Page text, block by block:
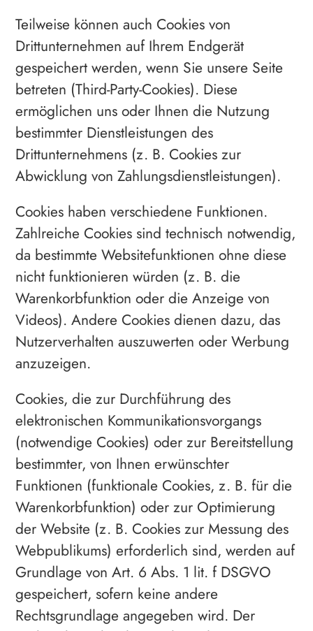
Teilweise können auch Cookies von
Drittunternehmen auf Ihrem Endgerät
gespeichert werden, wenn Sie unsere Seite
betreten (Third-Party-Cookies). Diese
ermöglichen uns oder Ihnen die Nutzung
bestimmter Dienstleistungen des
Drittunternehmens (z. B. Cookies zur
Abwicklung von Zahlungsdienstleistungen).
Cookies haben verschiedene Funktionen.
Zahlreiche Cookies sind technisch notwendig,
da bestimmte Websitefunktionen ohne diese
nicht funktionieren würden (z. B. die
Warenkorbfunktion oder die Anzeige von
Videos). Andere Cookies dienen dazu, das
Nutzerverhalten auszuwerten oder Werbung
anzuzeigen.
Cookies, die zur Durchführung des
elektronischen Kommunikationsvorgangs
(notwendige Cookies) oder zur Bereitstellung
bestimmter, von Ihnen erwünschter
Funktionen (funktionale Cookies, z. B. für die
Warenkorbfunktion) oder zur Optimierung
der Website (z. B. Cookies zur Messung des
Webpublikums) erforderlich sind, werden auf
Grundlage von Art. 6 Abs. 1 lit. f DSGVO
gespeichert, sofern keine andere
Rechtsgrundlage angegeben wird. Der